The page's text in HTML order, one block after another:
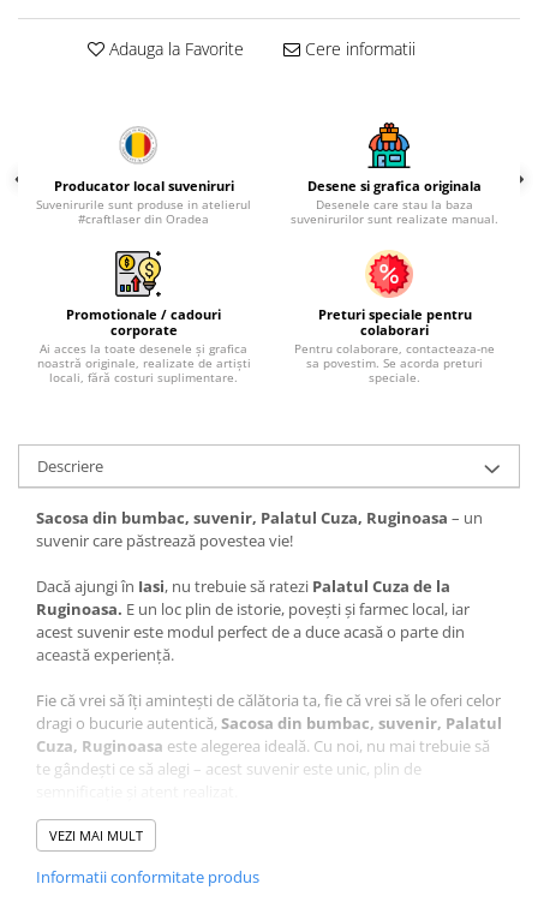
Adauga la Favorite Cere informatii
Producator local suveniruri
Suvenirurile sunt produse in atelierul
#craftlaser din Oradea
Desene si grafica originala
Desenele care stau la baza
suvenirurilor sunt realizate manual.
Promotionale / cadouri
corporate
Ai acces la toate desenele și grafica
noastră originale, realizate de artiști
locali, fără costuri suplimentare.
Preturi speciale pentru
colaborari
Pentru colaborare, contacteaza-ne
sa povestim. Se acorda preturi
speciale.
Descriere
Sacosa din bumbac, suvenir, Palatul Cuza, Ruginoasa – un
suvenir care păstrează povestea vie!
Dacă ajungi în Iasi, nu trebuie să ratezi Palatul Cuza de la
Ruginoasa. E un loc plin de istorie, povești și farmec local, iar
acest suvenir este modul perfect de a duce acasă o parte din
această experiență.
Fie că vrei să îți amintești de călătoria ta, fie că vrei să le oferi celor
dragi o bucurie autentică, Sacosa din bumbac, suvenir, Palatul
Cuza, Ruginoasa este alegerea ideală. Cu noi, nu mai trebuie să
te gândești ce să alegi – acest suvenir este unic, plin de
Ce face acest suvenir special?
din Oradea, fiecare produs este lucrat cu grijă pentru a păstra
VEZI MAI MULT
Informatii conformitate produs